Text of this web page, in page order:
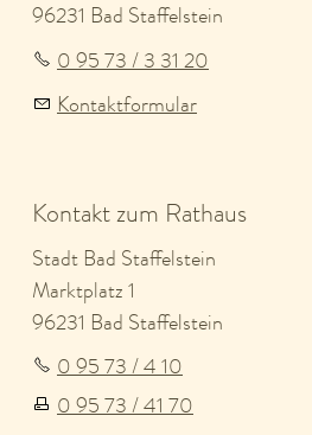
96231 Bad Staffelstein
0 95 73 / 3 31 20
Kontaktformular
Kontakt zum Rathaus
Stadt Bad Staffelstein
Marktplatz 1
96231 Bad Staffelstein
0 95 73 / 4 10
0 95 73 / 41 70